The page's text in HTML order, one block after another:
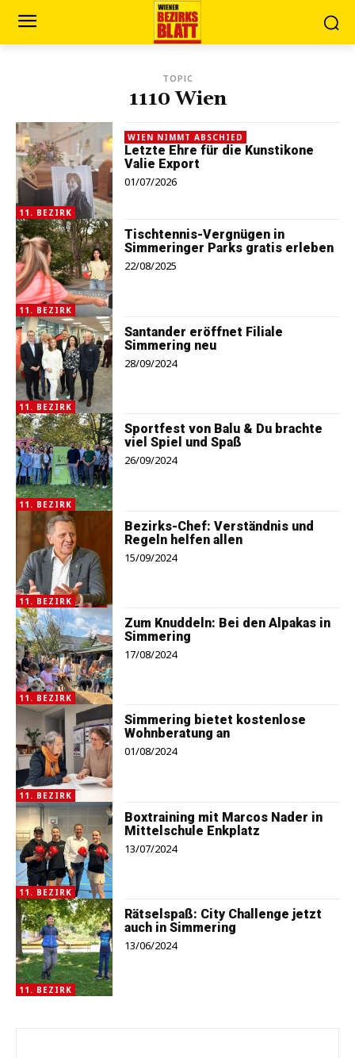
TOPIC
1110 Wien
11. BEZIRK
WIEN NIMMT ABSCHIED
Letzte Ehre für die Kunstikone
Valie Export
01/07/2026
11. BEZIRK
Tischtennis-Vergnügen in
Simmeringer Parks gratis erleben
22/08/2025
11. BEZIRK
Santander eröffnet Filiale
Simmering neu
28/09/2024
11. BEZIRK
Sportfest von Balu & Du brachte
viel Spiel und Spaß
26/09/2024
11. BEZIRK
Bezirks-Chef: Verständnis und
Regeln helfen allen
15/09/2024
11. BEZIRK
Zum Knuddeln: Bei den Alpakas in
Simmering
17/08/2024
11. BEZIRK
Simmering bietet kostenlose
Wohnberatung an
01/08/2024
11. BEZIRK
Boxtraining mit Marcos Nader in
Mittelschule Enkplatz
13/07/2024
11. BEZIRK
Rätselspaß: City Challenge jetzt
auch in Simmering
13/06/2024